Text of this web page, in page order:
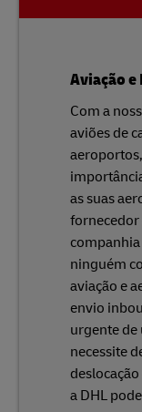
Aviação
Com a
aviões de
as suas
fornecedor
ninguém
aviação e
envio
urgente de
necessite
a DHL